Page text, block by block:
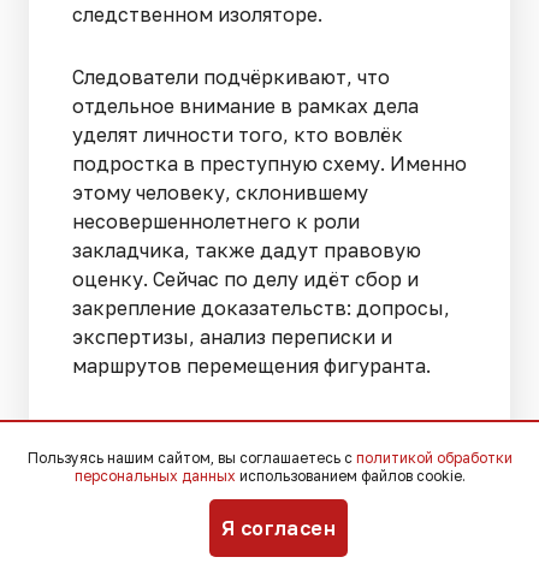
следственном изоляторе.
Следователи подчёркивают, что
отдельное внимание в рамках дела
уделят личности того, кто вовлёк
подростка в преступную схему. Именно
этому человеку, склонившему
несовершеннолетнего к роли
закладчика, также дадут правовую
оценку. Сейчас по делу идёт сбор и
закрепление доказательств: допросы,
экспертизы, анализ переписки и
маршрутов перемещения фигуранта.
В пресс-службе краевого СУ СКР
отдельно обратились к родителям и
самим подросткам, предупредив, что
мессенджеры давно стали главной
Пользуясь нашим сайтом, вы соглашаетесь с политикой обработки
персональных данных использованием файлов cookie.
Я согласен